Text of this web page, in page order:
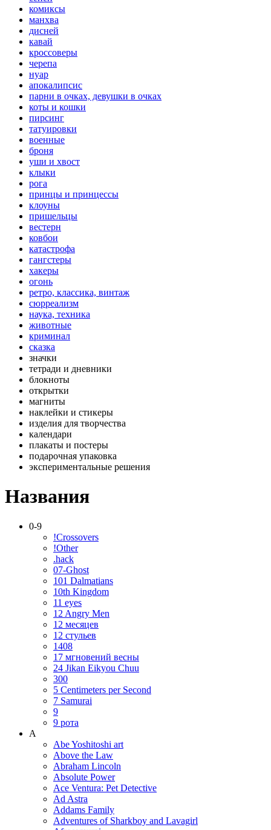
комиксы
манхва
дисней
кавай
кроссоверы
черепа
нуар
апокалипсис
парни в очках, девушки в очках
коты и кошки
пирсинг
татуировки
военные
броня
уши и хвост
клыки
рога
принцы и принцессы
клоуны
пришельцы
вестерн
ковбои
катастрофа
гангстеры
хакеры
огонь
ретро, классика, винтаж
сюрреализм
наука, техника
животные
криминал
сказка
значки
тетради и дневники
блокноты
открытки
магниты
наклейки и стикеры
изделия для творчества
календари
плакаты и постеры
подарочная упаковка
экспериментальные решения
Названия
0-9
!Crossovers
!Other
.hack
07-Ghost
101 Dalmatians
10th Kingdom
11 eyes
12 Angry Men
12 месяцев
12 стульев
1408
17 мгновений весны
24 Jikan Eikyou Chuu
300
5 Centimeters per Second
7 Samurai
9
9 рота
A
Abe Yoshitoshi art
Above the Law
Abraham Lincoln
Absolute Power
Ace Ventura: Pet Detective
Ad Astra
Addams Family
Adventures of Sharkboy and Lavagirl